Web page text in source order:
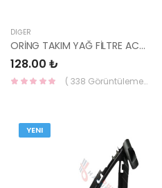
DIĞER
ORİNG TAKIM YAĞ FİLTRE ACCENT 11- BLUE 26311-2A510-YS
128.00 ₺
( 338 Görüntüleme )
YENI